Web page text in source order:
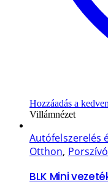
Hozzáadás a
Villámnézet
Autófelszerelés
Otthon, Porszívó
BLK Mini